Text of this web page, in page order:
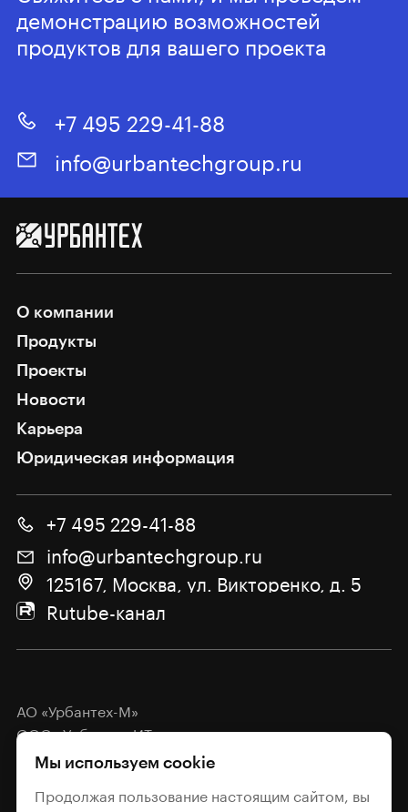
демонстрацию возможностей
продуктов для вашего проекта
+7 495 229-41-88
info@urbantechgroup.ru
О компании
Продукты
Проекты
Новости
Карьера
Юридическая информация
+7 495 229-41-88
info@urbantechgroup.ru
125167, Москва, ул. Викторенко, д. 5
Rutube-канал
АО «Урбантех-М»
ООО «Урбантех-ИТ»
Политика обработки
персональных данных
Мы используем cookie
Продолжая пользование настоящим сайтом, вы